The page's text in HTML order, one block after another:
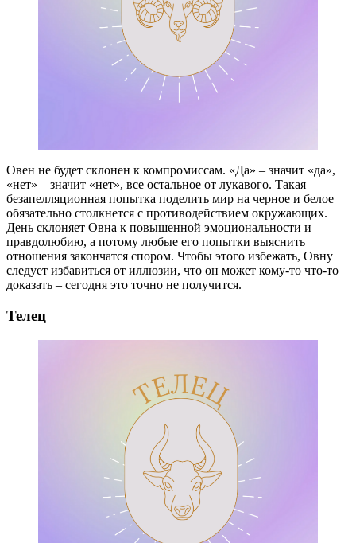
Овен не будет склонен к компромиссам. «Да» – значит «да»,
«нет» – значит «нет», все остальное от лукавого. Такая
безапелляционная попытка поделить мир на черное и белое
обязательно столкнется с противодействием окружающих.
День склоняет Овна к повышенной эмоциональности и
правдолюбию, а потому любые его попытки выяснить
отношения закончатся спором. Чтобы этого избежать, Овну
следует избавиться от иллюзии, что он может кому-то что-то
доказать – сегодня это точно не получится.
Телец